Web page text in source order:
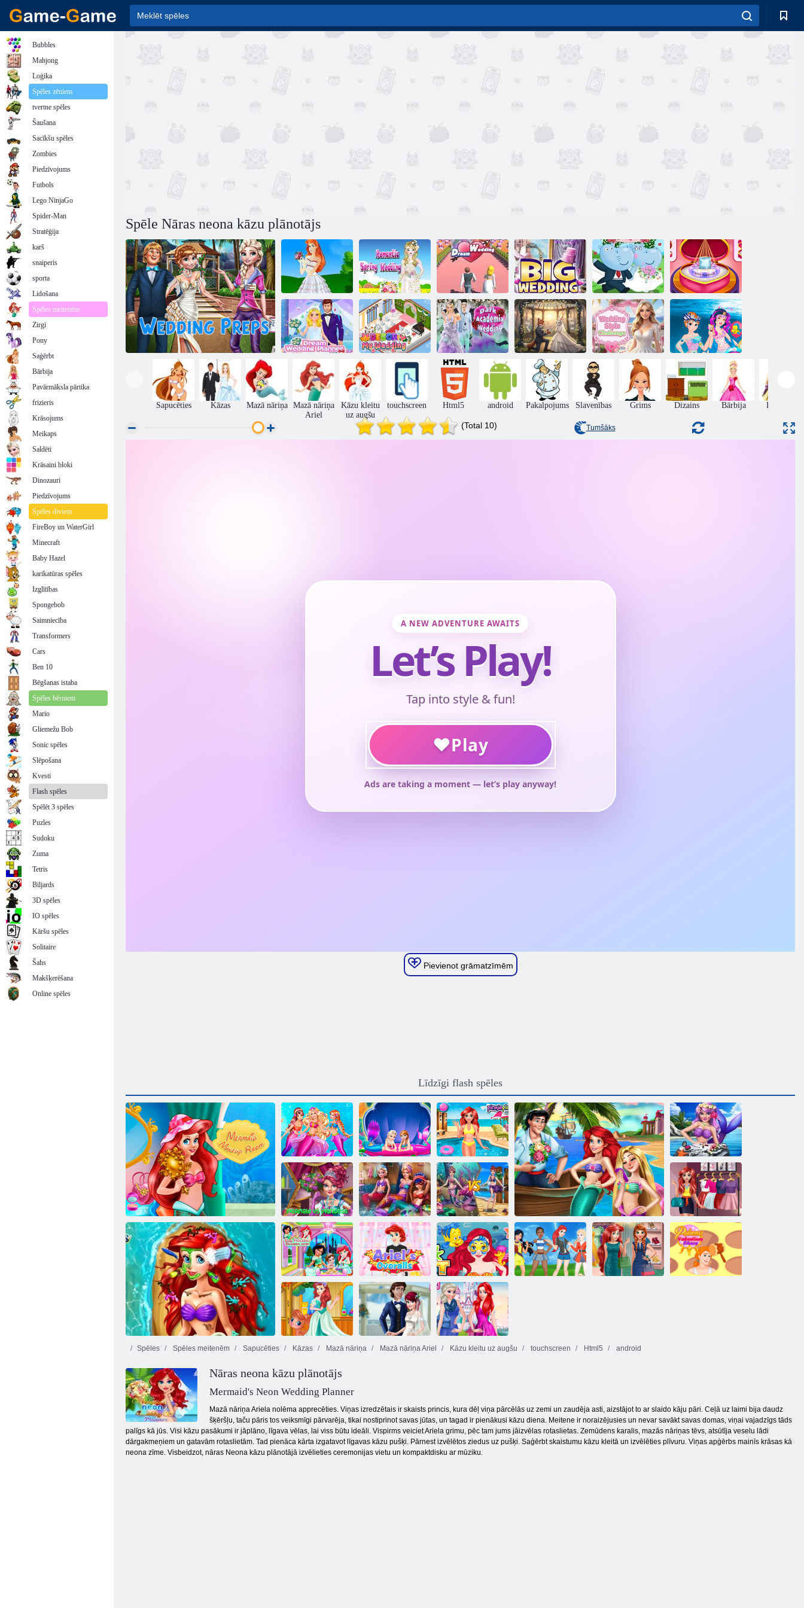
Spēle Nāras neona kāzu plānotājs
Princeses
Auroras kāzas
Romantiskas
pavasara kāzas 2
Sapņu kāzas Lielās kāzas
Hippo kāzu
ballīte
Romantisks
laulības
gredzenu dizains
Sapņu kāzu
plānotājs
Dekors: Manas
kāzas
Tumšās
akadēmijas
kāzas
Pūkains kāzu
piedāvājums
Kāzu stila
izaicinājums
Mermaid
princeses
Sapucēties Kāzas Mazā nāriņa
Mazā nāriņa
Ariel
Kāzu kleitu
uz augšu
touchscreen Html5 android Pakalpojums Slavenības Grims Dizains Bārbija Frizūras
(Total 10) Tumšāks
Pievienot grāmatzīmēm
Līdzīgi flash spēles
Mermaid Grims numurs
Princeses
nāriņas
kronēšana
Mermaid
princeses kleita
up
Mermaid
Princess Pool
laiks
Princeses sirēna
aplauzums stils
Mermaid vs
princese
Mermaid Sauna
Realife
Mermaid Princess Heal un Spa
Nāriņa pret
princeses
apģērbu
Mermaid
Princess Glossy
grims
Baby princeses
guļamistaba
dekori
Ariel s
Kombinezoni
Arielas sejas
māksla
Skaistumkopšanas
salons
Spēles Spēles meitenēm Sapucēties Kāzas Mazā nāriņa Mazā nāriņa Ariel Kāzu kleitu uz augšu touchscreen Html5 android
Nāras neona kāzu plānotājs
Mermaid's Neon Wedding Planner
Mazā nāriņa Ariela nolēma apprecēties. Viņas izredzētais ir skaists princis, kura dēļ viņa pārcēlās uz zemi un zaudēja asti, aizstājot to ar slaido kāju pāri. Ceļā uz laimi bija daudz
šķēršļu, taču pāris tos veiksmīgi pārvarēja, tikai nostiprinot savas jūtas, un tagad ir pienākusi kāzu diena. Meitene ir noraizējusies un nevar savākt savas domas, viņai vajadzīgs tāds
palīgs kā jūs. Visi kāzu pasākumi ir jāplāno, līgava vēlas, lai viss būtu ideāli. Vispirms veiciet Ariela grimu, pēc tam jums jāizvēlas rotaslietas. Zemūdens karalis, mazās nāriņas tēvs, atsūtīja veselu lādi
dārgakmeņiem un gatavām rotaslietām. Tad pienāca kārta izgatavot līgavas kāzu pušķi. Pārnest izvēlētos ziedus uz pušķi. Saģērbt skaistumu kāzu kleitā un izvēlēties plīvuru. Viņas apģērbs mainīs krāsas kā
neona zīme. Visbeidzot, nāras Neona kāzu plānotājā izvēlieties ceremonijas vietu un kompaktdisku ar mūziku.
Bubbles
Mahjong
Loģika
Spēles zēniem
tvertne spēles
Šaušana
Sacīkšu spēles
Zombies
Piedzīvojums
Futbols
Lego NinjaGo
Spider-Man
Stratēģija
karš
snaiperis
sporta
Lidošana
Spēles meitenēm
Zirgi
Pony
Saģērbt
Bārbija
Pavārmāksla pārtika
frizieris
Krāsojums
Meikaps
Saldēti
Krāsaini bloki
Dinozauri
Piedzīvojums
Spēles diviem
FireBoy un WaterGirl
Minecraft
Baby Hazel
karikatūras spēles
Izglītības
Spongebob
Saimniecība
Transformers
Cars
Ben 10
Bēgšanas istaba
Spēles bērniem
Mario
Gliemežu Bob
Sonic spēles
Slēpošana
Kvesti
Flash spēles
Spēlēt 3 spēles
Puzles
Sudoku
Zuma
Tetris
Biljards
3D spēles
IO spēles
Kāršu spēles
Solitaire
Šahs
Makšķerēšana
Online spēles